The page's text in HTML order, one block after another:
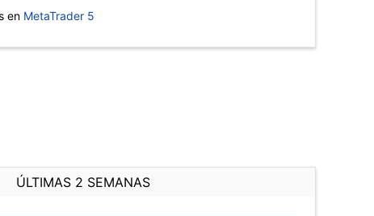
en MetaTrader 5
ÚLTIMAS 2 SEMANAS